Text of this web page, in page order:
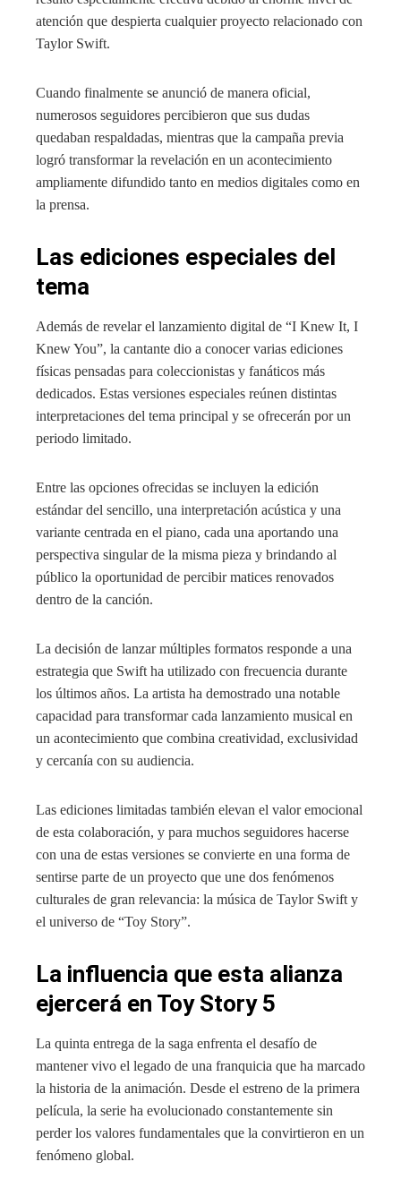
atención que despierta cualquier proyecto relacionado con
Taylor Swift.
Cuando finalmente se anunció de manera oficial,
numerosos seguidores percibieron que sus dudas
quedaban respaldadas, mientras que la campaña previa
logró transformar la revelación en un acontecimiento
ampliamente difundido tanto en medios digitales como en
la prensa.
Las ediciones especiales del
tema
Además de revelar el lanzamiento digital de “I Knew It, I
Knew You”, la cantante dio a conocer varias ediciones
físicas pensadas para coleccionistas y fanáticos más
dedicados. Estas versiones especiales reúnen distintas
interpretaciones del tema principal y se ofrecerán por un
periodo limitado.
Entre las opciones ofrecidas se incluyen la edición
estándar del sencillo, una interpretación acústica y una
variante centrada en el piano, cada una aportando una
perspectiva singular de la misma pieza y brindando al
público la oportunidad de percibir matices renovados
dentro de la canción.
La decisión de lanzar múltiples formatos responde a una
estrategia que Swift ha utilizado con frecuencia durante
los últimos años. La artista ha demostrado una notable
capacidad para transformar cada lanzamiento musical en
un acontecimiento que combina creatividad, exclusividad
y cercanía con su audiencia.
Las ediciones limitadas también elevan el valor emocional
de esta colaboración, y para muchos seguidores hacerse
con una de estas versiones se convierte en una forma de
sentirse parte de un proyecto que une dos fenómenos
culturales de gran relevancia: la música de Taylor Swift y
el universo de “Toy Story”.
La influencia que esta alianza
ejercerá en Toy Story 5
La quinta entrega de la saga enfrenta el desafío de
mantener vivo el legado de una franquicia que ha marcado
la historia de la animación. Desde el estreno de la primera
película, la serie ha evolucionado constantemente sin
perder los valores fundamentales que la convirtieron en un
fenómeno global.